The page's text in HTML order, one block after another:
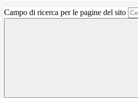
Campo di ricerca per le pagine del sito